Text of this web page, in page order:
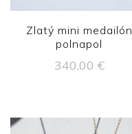
Zlatý mini medailón
polnapol
340,00 €